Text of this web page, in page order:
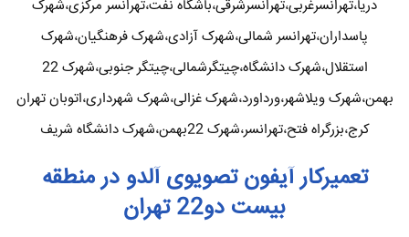
دریا،تهرانسرغربی،تهرانسرشرقی،باشگاه نفت،تهرانسر مرکزی،شهرک
پاسداران،تهرانسر شمالی،شهرک آزادی،شهرک فرهنگیان،شهرک
استقلال،شهرک دانشگاه،چیتگرشمالی،چیتگر جنوبی،شهرک 22
بهمن،شهرک ویلاشهر،ورداورد،شهرک غزالی،شهرک شهرداری،اتوبان تهران
کرج،بزرگراه فتح،تهرانسر،شهرک 22بهمن،شهرک دانشگاه شریف
تعمیرکار آیفون تصویوی آلدو در منطقه
بیست دو22 تهران